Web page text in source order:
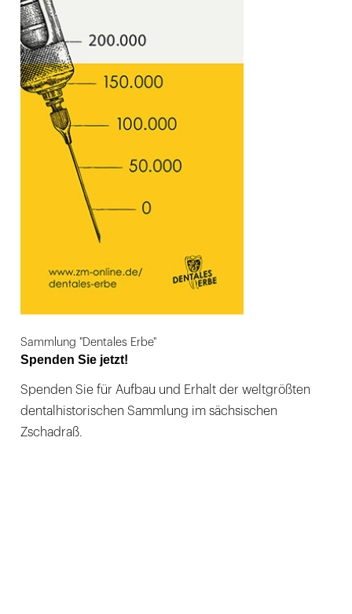
Sammlung "Dentales Erbe"
Spenden Sie jetzt!
Spenden Sie für Aufbau und Erhalt der weltgrößten
dentalhistorischen Sammlung im sächsischen
Zschadraß.